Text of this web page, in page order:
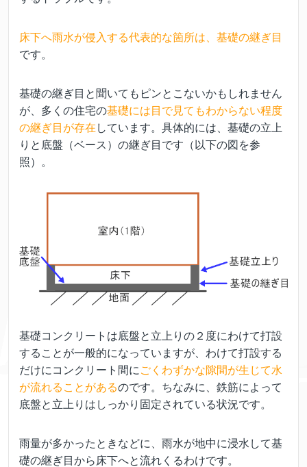
床下へ雨水が侵入する代表的な箇所は、基礎の継ぎ目
です。
基礎の継ぎ目と聞いてもピンとこないかもしれません
が、多くの住宅の基礎には目で見てもわからない程度
の継ぎ目が存在 しています。具体的には、基礎の立上
りと底盤（ベース）の継ぎ目です（以下の図を参
照）。
基礎コンクリートは底盤と立上りの２度にわけて打設
することが一般的になっていますが、わけて打設する
だけにコンクリート間に ごくわずかな隙間が生じて水
が流れることがあるのです。ちなみに、鉄筋によって
底盤と立上りはしっかり固定されている状況です。
雨量が多かったときなどに、雨水が地中に浸水して基
礎の継ぎ目から床下へと流れくるわけです。